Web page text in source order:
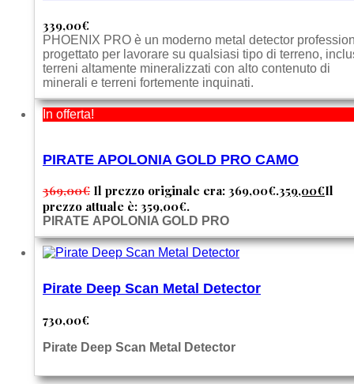
339,00€
PHOENIX PRO è un moderno metal detector
progettato per lavorare su qualsiasi tipo di terreno,
terreni altamente mineralizzati con alto contenuto di
minerali e terreni fortemente inquinati.
In offerta!
PIRATE APOLONIA GOLD PRO CAMO
369,00€ Il prezzo originale era: 369,00€.359,00€Il
prezzo attuale è: 359,00€.
PIRATE APOLONIA GOLD PRO
Pirate Deep Scan Metal Detector
730,00€
Pirate Deep Scan Metal Detector